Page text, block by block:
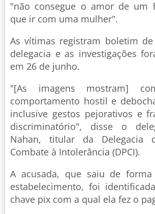
"não consegue o amor de um
que ir com uma mulher".
As vítimas registram boletim
delegacia e as investigações
em 26 de junho.
"[As imagens mostram]
comportamento hostil e
inclusive gestos pejorativos e
discriminatório", disse o
Nahan, titular da Delegacia
Combate à Intolerância (DPCI).
A acusada, que saiu de
estabelecimento, foi
chave pix com a qual ela fez o